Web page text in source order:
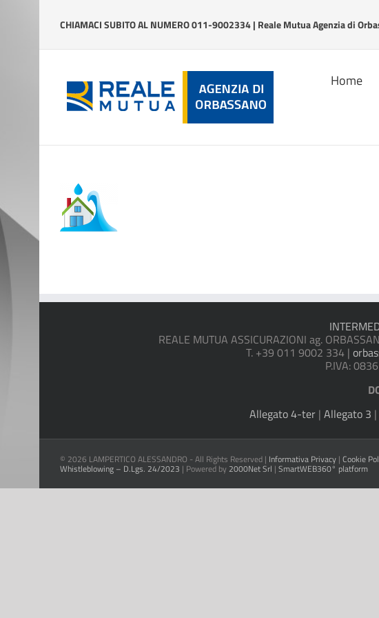
CHIAMACI SUBITO AL NUMERO 011-9002334 | Reale Mutua Agenzia di
Home
REALE MUTUA ASSICURAZIONI ag.
T. +39 011 9002 334 |
P.IVA:
Allegato 4-ter | Allegato 3 |
© 2026 LAMPERTICO ALESSANDRO - All Rights Reserved | Informativa Privacy | Cookie
Whistleblowing – D.Lgs. 24/2023 | Powered by 2000Net Srl | SmartWEB360° platform